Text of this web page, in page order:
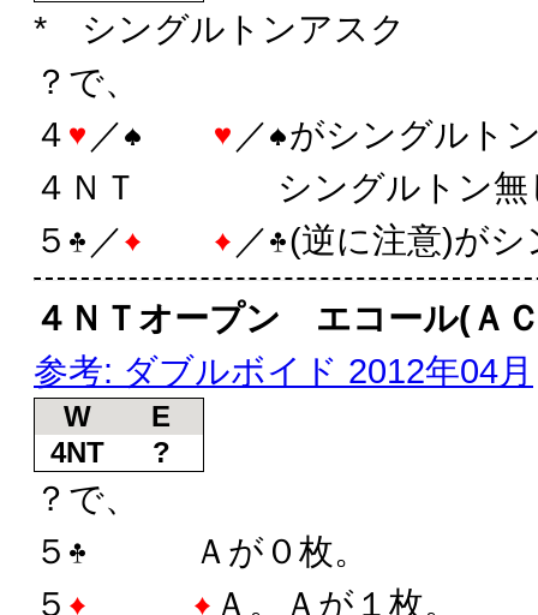
* シングルトンアスク
？で、
４
／ ／
がシングルト
４ＮＴ シングルトン無
５
／ ／
(逆に注意)が
４ＮＴオープン エコール(Ａ
参考: ダブルボイド 2012年04月
W
E
4NT
?
？で、
５
Ａが０枚。
５
Ａ。Ａが１枚。